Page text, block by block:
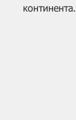
континента.